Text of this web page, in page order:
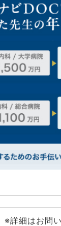
※詳細はお問